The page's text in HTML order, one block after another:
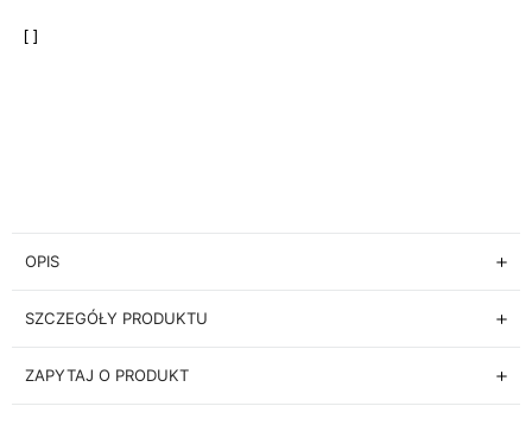
OPIS
SZCZEGÓŁY PRODUKTU
ZAPYTAJ O PRODUKT